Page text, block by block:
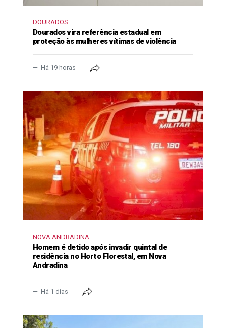
DOURADOS
Dourados vira referência estadual em
proteção às mulheres vítimas de violência
Há 19 horas
NOVA ANDRADINA
Homem é detido após invadir quintal de
residência no Horto Florestal, em Nova
Andradina
Há 1 dias